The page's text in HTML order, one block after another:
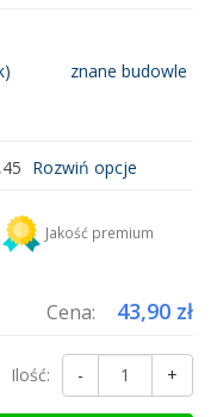
znane budowle
Rozwiń opcje
wysyłkę tylko raz!
Jakość premium
Cena: 43,90 zł
Ilość: - +